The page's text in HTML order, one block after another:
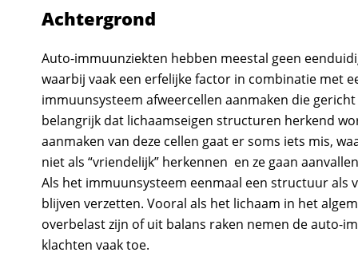
Achtergrond
Auto-immuunziekten hebben meestal geen
waarbij vaak een erfelijke factor in combinatie met
immuunsysteem afweercellen aanmaken die
belangrijk dat lichaamseigen structuren herkend
aanmaken van deze cellen gaat er soms iets mis,
niet als “vriendelijk” herkennen en ze gaan
Als het immuunsysteem eenmaal een structuur als
blijven verzetten. Vooral als het lichaam in het
overbelast zijn of uit balans raken nemen de auto-
klachten vaak toe.